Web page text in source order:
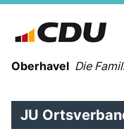
Oberhavel Die
JU